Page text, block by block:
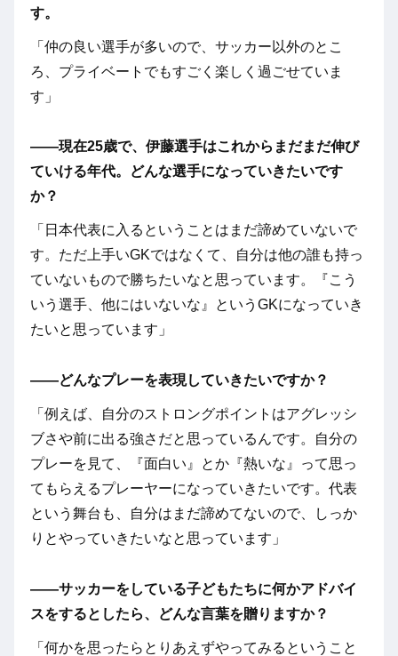
す。
「仲の良い選手が多いので、サッカー以外のとこ
ろ、プライベートでもすごく楽しく過ごせていま
す」
――現在25歳で、伊藤選手はこれからまだまだ伸び
ていける年代。どんな選手になっていきたいです
か？
「日本代表に入るということはまだ諦めていないで
す。ただ上手いGKではなくて、自分は他の誰も持っ
ていないもので勝ちたいなと思っています。『こう
いう選手、他にはいないな』というGKになっていき
たいと思っています」
――どんなプレーを表現していきたいですか？
「例えば、自分のストロングポイントはアグレッシ
ブさや前に出る強さだと思っているんです。自分の
プレーを見て、『面白い』とか『熱いな』って思っ
てもらえるプレーヤーになっていきたいです。代表
という舞台も、自分はまだ諦めてないので、しっか
りとやっていきたいなと思っています」
――サッカーをしている子どもたちに何かアドバイ
スをするとしたら、どんな言葉を贈りますか？
「何かを思ったらとりあえずやってみるということ